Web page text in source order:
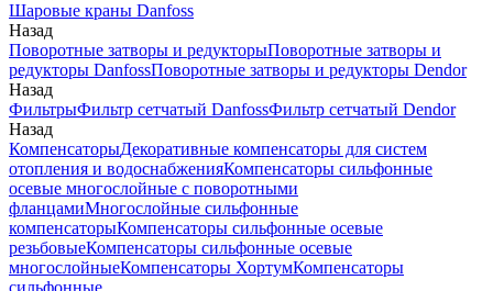
Шаровые краны Danfoss
Назад
Поворотные затворы и редукторыПоворотные затворы и
редукторы DanfossПоворотные затворы и редукторы Dendor
Назад
ФильтрыФильтр сетчатый DanfossФильтр сетчатый Dendor
Назад
КомпенсаторыДекоративные компенсаторы для систем
отопления и водоснабженияКомпенсаторы сильфонные
осевые многослойные с поворотными
фланцамиМногослойные сильфонные
компенсаторыКомпенсаторы сильфонные осевые
резьбовыеКомпенсаторы сильфонные осевые
многослойныеКомпенсаторы ХортумКомпенсаторы
сильфонные